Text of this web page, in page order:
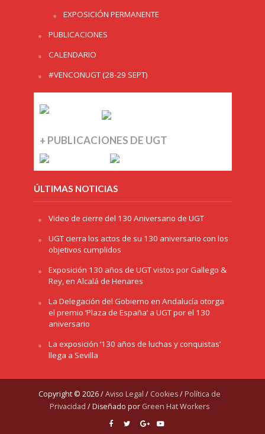
EXPOSICIÓN PERMANENTE
PUBLICACIONES
CALENDARIO
#VENCONUGT (28-29 SEPT)
+ PUBLICACIONES DE UGT
ÚLTIMAS NOTICIAS
Video de cierre del 130 Aniversario de UGT
UGT cierra los actos de su 130 aniversario con los
objetivos cumplidos
Exposición 130 años de UGT vistos por Gallego &
Rey, en Alcalá de Henares
La Delegación del Gobierno en Andalucía otorga
el premio ‘Plaza de España’ a UGT por el 130
aniversario
La exposición ‘130 años de luchas y conquistas’
llega a Sevilla
Copyright © 2026 /Aviso Legal / Cookies/ Política de
Privacidad / Diseñado por Green Hat Workers